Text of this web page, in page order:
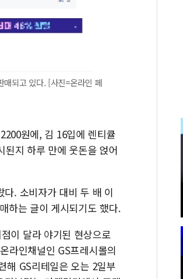
되고 있다. [사진=온라인 페
원에, 김 16입에 렌티큘
된지 하루 만에 웃돈을 얹어
. 소비자가 대비 두 배 이
하는 글이 게시되기도 했다.
이 달라 야기된 현상으로
라인채널인 GS프레시몰의
해 GS리테일은 오는 2일부